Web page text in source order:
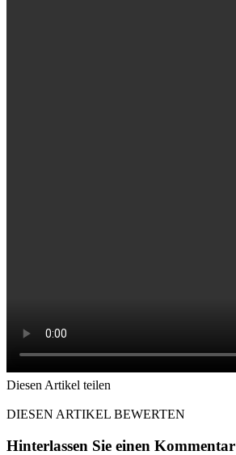
Diesen Artikel teilen
DIESEN ARTIKEL BEWERTEN
Hinterlassen Sie einen Kommentar